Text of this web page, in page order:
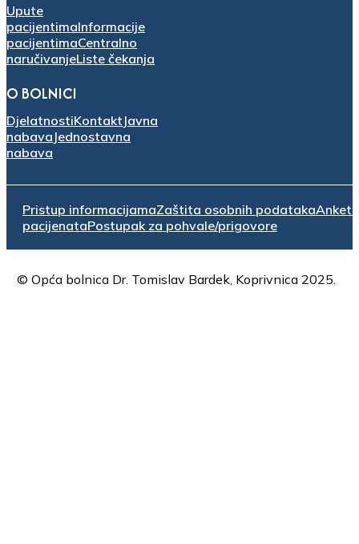
Upute
pacijentimaInformacije
pacijentimaCentralno
naručivanjeListe čekanja
O BOLNICI
DjelatnostiKontakt Javna
nabava Jednostavna
nabava
Pristup informacijamaZaštita osobnih podatakaAnketa
pacijenataPostupak za pohvale/prigovore
© Opća bolnica Dr. Tomislav Bardek, Koprivnica 2025.